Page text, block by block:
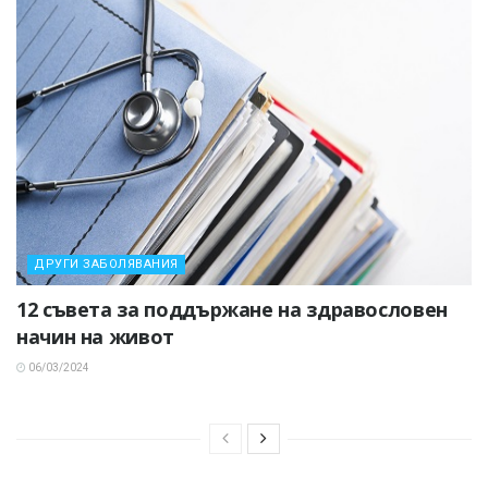
ДРУГИ ЗАБОЛЯВАНИЯ
12 съвета за поддържане на здравословен
начин на живот
06/03/2024